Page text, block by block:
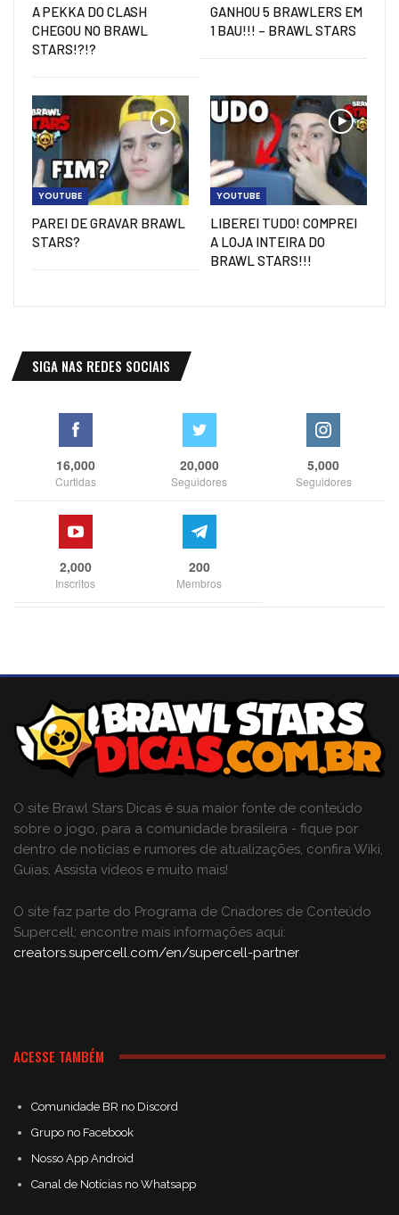
A PEKKA DO CLASH
CHEGOU NO BRAWL
STARS!?!?
GANHOU 5 BRAWLERS EM
1 BAU!!! – BRAWL STARS
YOUTUBE
PAREI DE GRAVAR BRAWL
STARS?
YOUTUBE
LIBEREI TUDO! COMPREI
A LOJA INTEIRA DO
BRAWL STARS!!!
SIGA NAS REDES SOCIAIS
16,000
Curtidas
20,000
Seguidores
5,000
Seguidores
2,000
Inscritos
200
Membros
O site Brawl Stars Dicas é sua maior fonte de conteúdo
sobre o jogo, para a comunidade brasileira - fique por
dentro de notícias e rumores de atualizações, confira Wiki,
Guias, Assista vídeos e muito mais!
O site faz parte do Programa de Criadores de Conteúdo
Supercell; encontre mais informações aqui:
creators.supercell.com/en/supercell-partner.
ACESSE TAMBÉM
Comunidade BR no Discord
Grupo no Facebook
Nosso App Android
Canal de Notícias no Whatsapp